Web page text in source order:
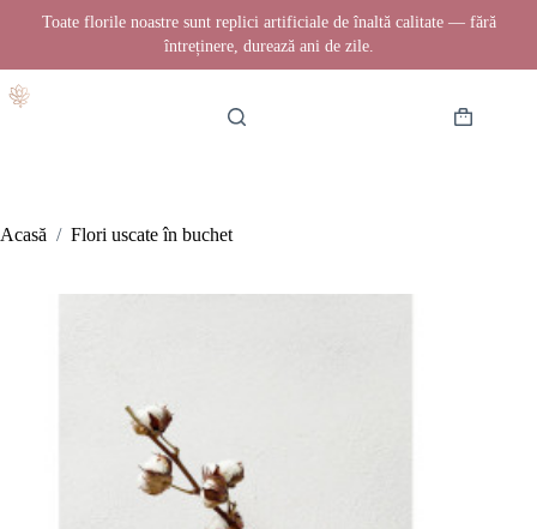
Toate florile noastre sunt replici artificiale de înaltă calitate — fără
întreținere, durează ani de zile.
la
Coș
Acasă / Flori uscate în buchet